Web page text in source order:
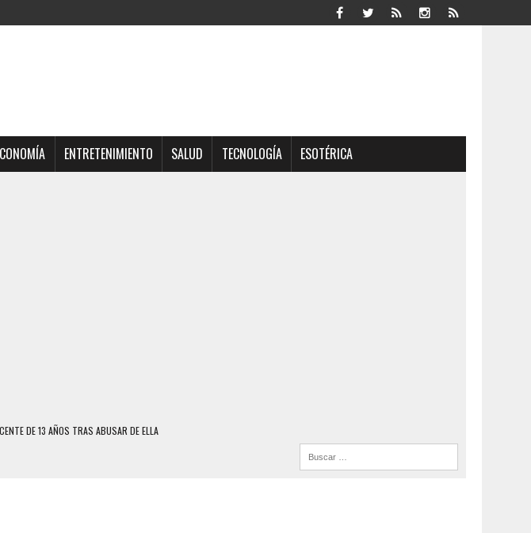
ENTRETENIMIENTO SALUD TECNOLOGÍA ESOTÉRICA
DE 13 AÑOS TRAS ABUSAR DE ELLA